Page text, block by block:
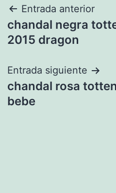
Navegación
de
Entrada anterior
chandal negra
2015 dragon
Entrada siguiente
chandal rosa
bebe